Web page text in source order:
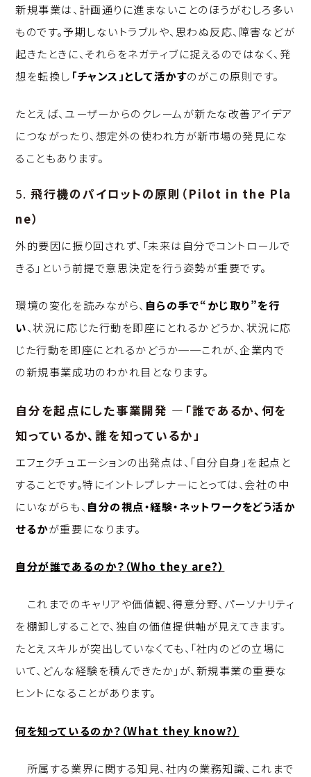
新規事業は、計画通りに進まないことのほうがむしろ多い
ものです。予期しないトラブルや、思わぬ反応、障害などが
起きたときに、それらをネガティブに捉えるのではなく、発
想を転換し 「チャンス」として活かすのがこの原則です。
たとえば、ユーザーからのクレームが新たな改善アイデア
につながったり、想定外の使われ方が新市場の発見にな
ることもあります。
5.飛行機のパイロットの原則（Pilot in the Pla
ne）
外的要因に振り回されず、「未来は自分でコントロールで
きる」という前提で意思決定を行う姿勢が重要です。
環境の変化を読みながら、 自らの手で“かじ取り”を行
い、状況に応じた行動を即座にとれるかどうか、状況に応
じた行動を即座にとれるかどうか──これが、企業内で
の新規事業成功のわかれ目となります。
自分を起点にした事業開発 ―「誰であるか、何を
知っているか、誰を知っているか」
エフェクチュエーションの出発点は、「自分自身」を起点と
することです。特にイントレプレナーにとっては、会社の中
にいながらも、 自分の視点・経験・ネットワークをどう活か
せるかが重要になります。
自分が誰であるのか？（Who they are?）
これまでのキャリアや価値観、得意分野、パーソナリティ
を棚卸しすることで、独自の価値提供軸が見えてきます。
たとえスキルが突出していなくても、「社内のどの立場に
いて、どんな経験を積んできたか」が、新規事業の重要な
ヒントになることがあります。
何を知っているのか？（What they know?）
所属する業界に関する知見、社内の業務知識、これまで